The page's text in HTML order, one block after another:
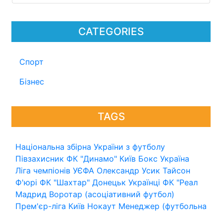
CATEGORIES
Спорт
Бізнес
TAGS
Національна збірна України з футболу
Півзахисник ФК "Динамо" Київ Бокс Україна
Ліга чемпіонів УЄФА Олександр Усик Тайсон
Ф'юрі ФК "Шахтар" Донецьк Українці ФК "Реал
Мадрид Воротар (асоціативний футбол)
Прем'єр-ліга Київ Нокаут Менеджер (футбольна